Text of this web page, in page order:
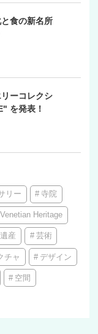
食の新名所
ーコレクシ
を発表！
リー 寺院
Venetian Heritage
遺産 芸術
チャ デザイン
空間